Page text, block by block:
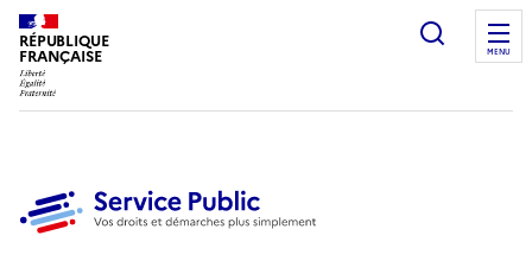
RÉPUBLIQUE
FRANÇAISE
Ouvrir
MENU